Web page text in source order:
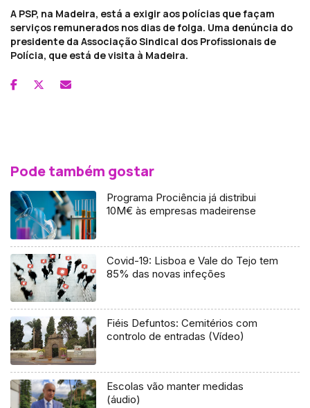
A PSP, na Madeira, está a exigir aos polícias que façam
serviços remunerados nos dias de folga. Uma denúncia do
presidente da Associação Sindical dos Profissionais de
Polícia, que está de visita à Madeira.
Pode também gostar
Programa Prociência já distribui
10M€ às empresas madeirense
Covid-19: Lisboa e Vale do Tejo tem
85% das novas infeções
Fiéis Defuntos: Cemitérios com
controlo de entradas (Vídeo)
Escolas vão manter medidas
(áudio)